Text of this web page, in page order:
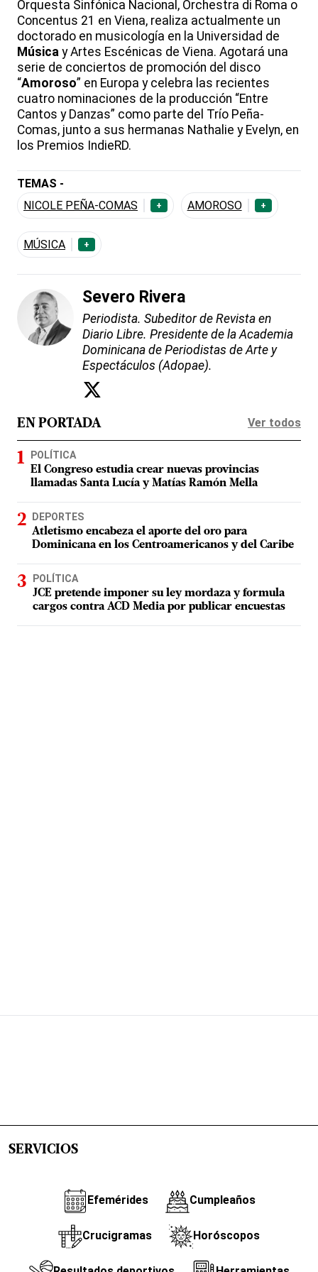
Orquesta Sinfónica Nacional, Orchestra di Roma o
Concentus 21 en Viena, realiza actualmente un
doctorado en musicología en la Universidad de
Música y Artes Escénicas de Viena. Agotará una
serie de conciertos de promoción del disco
“Amoroso” en Europa y celebra las recientes
cuatro nominaciones de la producción “Entre
Cantos y Danzas” como parte del Trío Peña-
Comas, junto a sus hermanas Nathalie y Evelyn, en
los Premios IndieRD.
TEMAS -
NICOLE PEÑA-COMAS
+ AMOROSO +
MÚSICA +
Severo Rivera
Periodista. Subeditor de Revista en
Diario Libre. Presidente de la Academia
Dominicana de Periodistas de Arte y
Espectáculos (Adopae).
EN PORTADA Ver todos
POLÍTICA
El Congreso estudia crear nuevas provincias
llamadas Santa Lucía y Matías Ramón Mella
DEPORTES
Atletismo encabeza el aporte del oro para
Dominicana en los Centroamericanos y del Caribe
POLÍTICA
JCE pretende imponer su ley mordaza y formula
cargos contra ACD Media por publicar encuestas
SERVICIOS
Efemérides Cumpleaños
Crucigramas Horóscopos